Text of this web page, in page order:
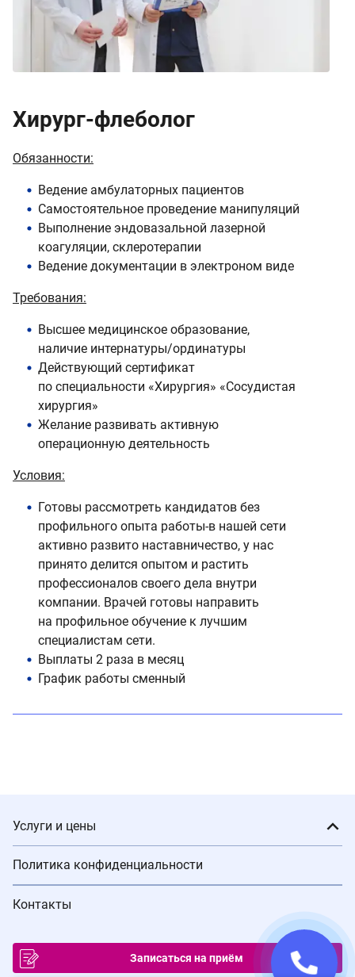
Хирург-флеболог
Обязанности:
Ведение амбулаторных пациентов
Самостоятельное проведение манипуляций
Выполнение эндовазальной лазерной
коагуляции, склеротерапии
Ведение документации в электроном виде
Требования:
Высшее медицинское образование,
наличие интернатуры/ординатуры
Действующий сертификат
по специальности «Хирургия» «Сосудистая
хирургия»
Желание развивать активную
операционную деятельность
Условия:
Готовы рассмотреть кандидатов без
профильного опыта работы-в нашей сети
активно развито наставничество, у нас
принято делится опытом и растить
профессионалов своего дела внутри
компании. Врачей готовы направить
на профильное обучение к лучшим
специалистам сети.
Выплаты 2 раза в месяц
График работы сменный
Услуги и цены
Политика конфиденциальности
Контакты
Записаться на приём